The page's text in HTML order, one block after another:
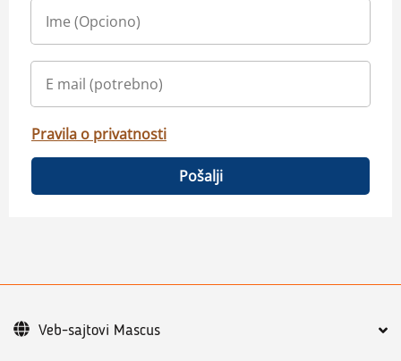
Pravila o privatnosti
Pošalji
Veb-sajtovi Mascus